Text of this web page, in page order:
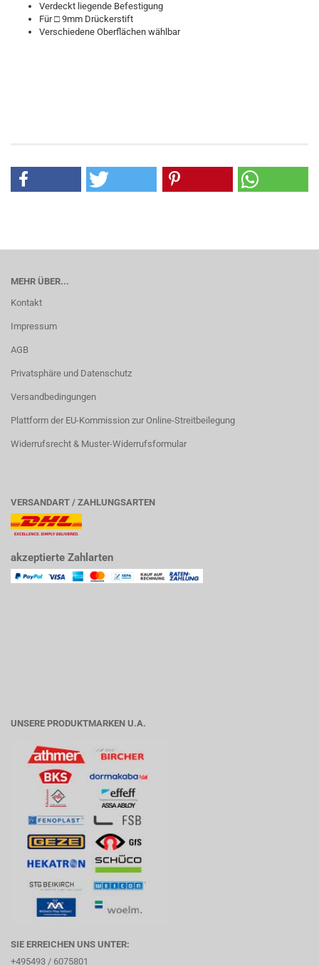
Verdeckt liegende Befestigung
Für □ 9mm Drückerstift
Verschiedene Oberflächen wählbar
MEHR ÜBER...
Kontakt
Impressum
AGB
Privatsphäre und Datenschutz
Versandbedingungen
Plattform der EU-Kommission zur Online-Streitbeilegung
Widerrufsrecht & Muster-Widerrufsformular
VERSANDART / ZAHLUNGSARTEN
akzeptierte Zahlarten
UNSERE PRODUKTMARKEN U.A.
SIE ERREICHEN UNS UNTER:
+495493 / 6075801